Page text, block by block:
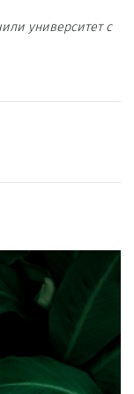
университет с